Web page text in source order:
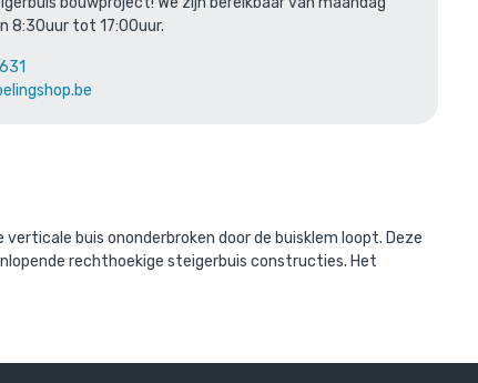
8:30uur tot 17:00uur.
buis ononderbroken door de buisklem loopt. Deze
rechthoekige steigerbuis constructies. Het
met: